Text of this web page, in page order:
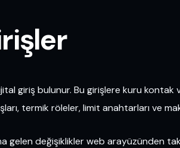
giriş bulunur. Bu girişlere kuru kontak
termik röleler, limit anahtarları ve
gelen değişiklikler web arayüzünden